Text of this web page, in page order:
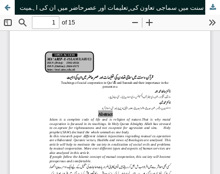
قرآن و سنت میں سماجی تعاون کی ٍتعلیمات اور عصرحاضر میں ان کی اہمیت